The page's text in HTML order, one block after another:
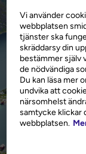
Vi använder
webbplatsen
tjänster ska
skräddarsy din
bestämmer själv
de nödvändiga
Du kan läsa mer
undvika att
närsomhelst
samtycke klickar
webbplatsen.